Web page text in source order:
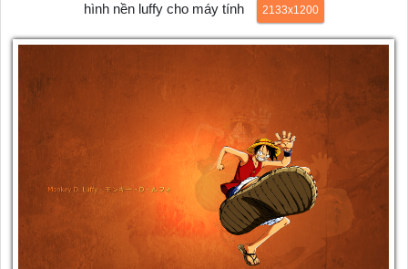
hình nền luffy cho máy tính 2133x1200